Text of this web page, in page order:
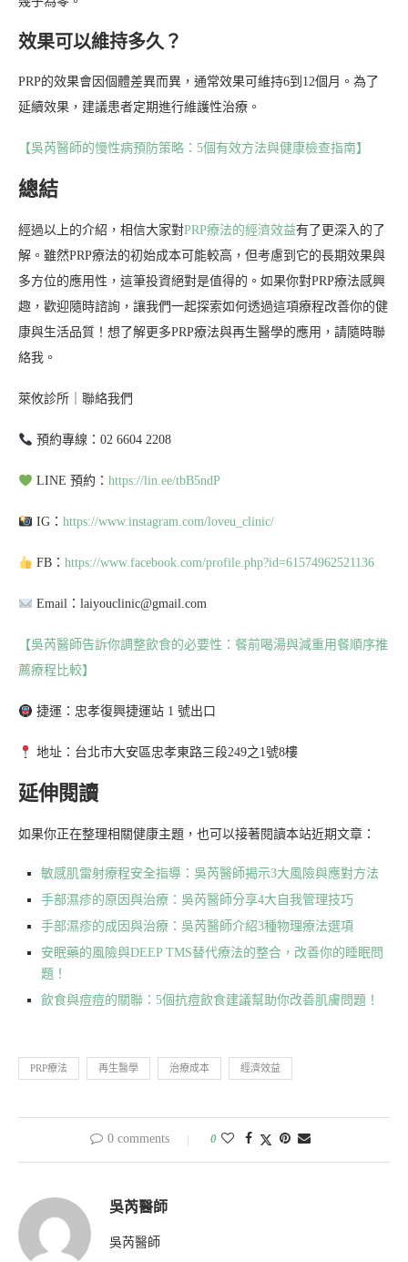
效果可以維持多久？
PRP的效果會因個體差異而異，通常效果可維持6到12個月。為了
延續效果，建議患者定期進行維護性治療。
【吳芮醫師的慢性病預防策略：5個有效方法與健康檢查指南】
總結
經過以上的介紹，相信大家對PRP療法的經濟效益有了更深入的了
解。雖然PRP療法的初始成本可能較高，但考慮到它的長期效果與
多方位的應用性，這筆投資絕對是值得的。如果你對PRP療法感興
趣，歡迎隨時諮詢，讓我們一起探索如何透過這項療程改善你的健
康與生活品質！想了解更多PRP療法與再生醫學的應用，請隨時聯
絡我。
萊攸診所｜聯絡我們
預約專線：02 6604 2208
LINE 預約： https://lin.ee/tbB5ndP
IG： https://www.instagram.com/loveu_clinic/
FB： https://www.facebook.com/profile.php?id=61574962521136
Email：laiyouclinic@gmail.com
【吳芮醫師告訴你調整飲食的必要性：餐前喝湯與減重用餐順序推
薦療程比較】
捷運：忠孝復興捷運站 1 號出口
地址：台北市大安區忠孝東路三段249之1號8樓
延伸閱讀
如果你正在整理相關健康主題，也可以接著閱讀本站近期文章：
敏感肌雷射療程安全指導：吳芮醫師揭示3大風險與應對方法
手部濕疹的原因與治療：吳芮醫師分享4大自我管理技巧
手部濕疹的成因與治療：吳芮醫師介紹3種物理療法選項
安眠藥的風險與DEEP TMS替代療法的整合，改善你的睡眠問
題！
飲食與痘痘的關聯：5個抗痘飲食建議幫助你改善肌膚問題！
PRP療法 再生醫學 治療成本 經濟效益
0 comments 0
吳芮醫師
吳芮醫師